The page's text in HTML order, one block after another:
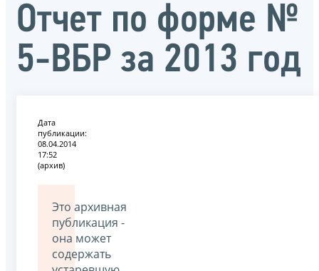
Отчет по форме №
5-ВБР за 2013 год
Дата
публикации:
08.04.2014
17:52
(архив)
Это архивная
публикация -
она может
содержать